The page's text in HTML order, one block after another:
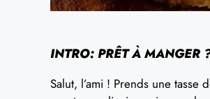
INTRO: PRÊT À MANGER
Salut, l’ami ! Prends une